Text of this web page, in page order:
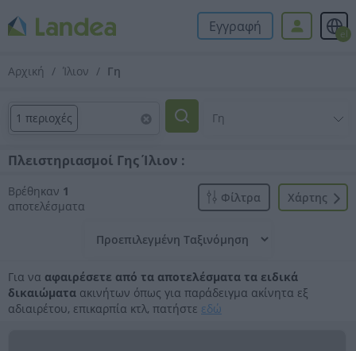
Εγγραφή el
Αρχική Ίλιον Γη
1 περιοχές
Πλειστηριασμοί Γης Ίλιον :
Βρέθηκαν 1
αποτελέσματα
Xάρτης
Φίλτρα
Για να αφαιρέσετε από τα αποτελέσματα τα ειδικά
δικαιώματα ακινήτων όπως για παράδειγμα ακίνητα εξ
αδιαιρέτου, επικαρπία κτλ, πατήστε εδώ